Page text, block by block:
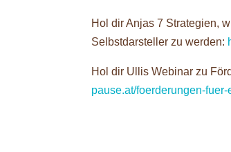
Hol dir Anjas 7 Strategien,
Selbstdarsteller zu werden:
Hol dir Ullis Webinar zu
pause.at/foerderungen-